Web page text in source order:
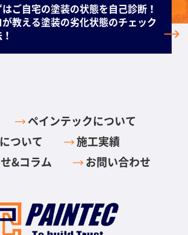
はご自宅の塗装の状態を自己診断！
が教える塗装の劣化状態のチェック
ペインテックについて
ついて
施工実績
&コラム
お問い合わせ